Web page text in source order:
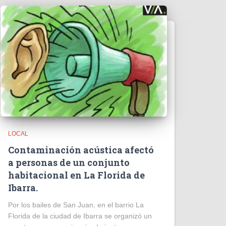
LOCAL
Contaminación acústica afectó
a personas de un conjunto
habitacional en La Florida de
Ibarra.
Por los bailes de San Juan, en el barrio La
Florida de la ciudad de Ibarra se organizó un